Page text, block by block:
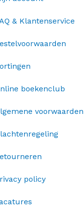
& Klantenservice
boekenclub
voorwaarden
policy